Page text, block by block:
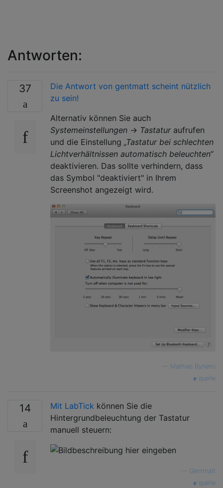
Antworten:
37
Die Antwort von gentmatt scheint nützlich
zu sein!
Alternativ können Sie auch
Systemeinstellungen → Tastatur aufrufen
und die Einstellung „Tastatur bei schlechten
Lichtverhältnissen automatisch beleuchten“
deaktivieren. Das sollte verhindern, dass
das Symbol "deaktiviert" in Ihrem
Screenshot angezeigt wird.
Mathias Bynens
quelle
14 Mit LabTick können Sie die
Hintergrundbeleuchtung der Tastatur
manuell steuern:
Gentmatt
quelle